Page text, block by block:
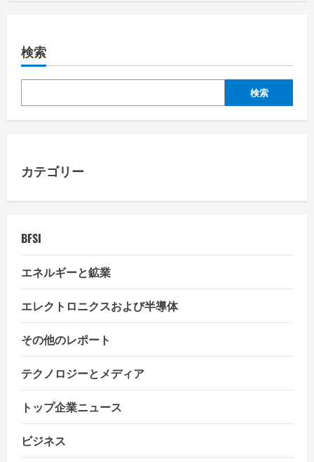
a
v
i
a
o
n
検索
検索
カテゴリー
BFSI
エネルギーと鉱業
エレクトロニクスおよび半導体
その他のレポート
テクノロジーとメディア
トップ企業ニュース
ビジネス